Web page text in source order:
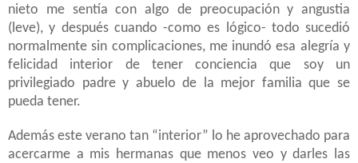
nieto me sentía con algo de preocupación y angustia
(leve), y después cuando -como es lógico- todo sucedió
normalmente sin complicaciones, me inundó esa alegría y
felicidad interior de tener conciencia que soy un
privilegiado padre y abuelo de la mejor familia que se
pueda tener.
Además este verano tan “interior” lo he aprovechado para
acercarme a mis hermanas que menos veo y darles las